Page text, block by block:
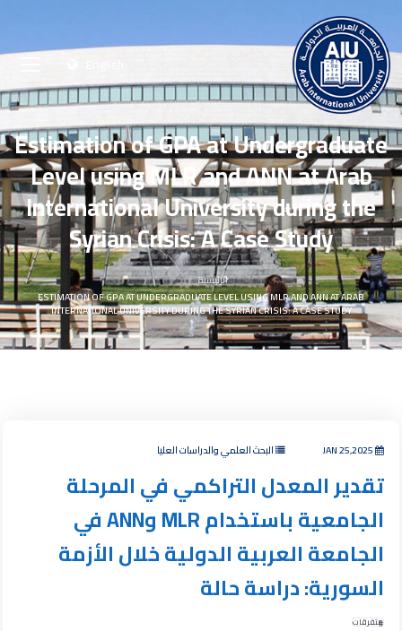
Estimation of GPA at Undergraduate
Level using MLR and ANN at Arab
International University during the
Syrian Crisis: A Case Study
الرئيسية
ESTIMATION OF GPA AT UNDERGRADUATE LEVEL USING MLR AND ANN AT ARAB
INTERNATIONAL UNIVERSITY DURING THE SYRIAN CRISIS: A CASE STUDY
البحث العلمي والدراسات العليا
تقدير المعدل التراكمي في المرحلة
الجامعية باستخدام MLR وANN في
الجامعة العربية الدولية خلال الأزمة
السورية: دراسة حالة
متفرقات